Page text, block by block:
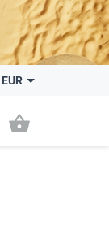
EUR
shopping_basket